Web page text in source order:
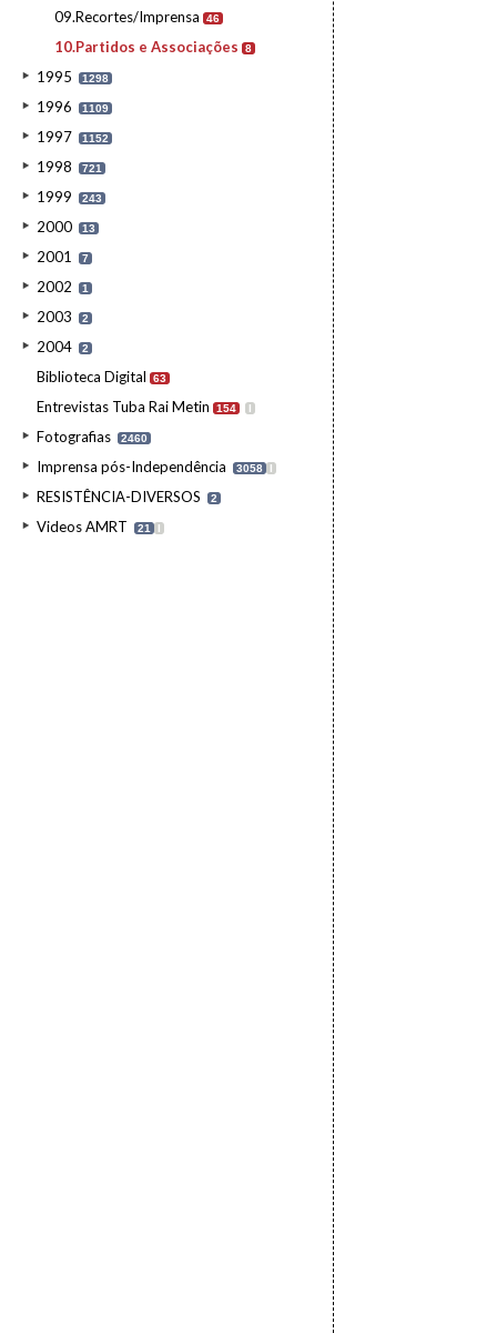
09.Recortes/Imprensa 46
10.Partidos e Associações 8
1995 1298
1996 1109
1997 1152
1998 721
1999 243
2000 13
2001 7
2002 1
2003 2
2004 2
Biblioteca Digital 63
Entrevistas Tuba Rai Metin 154 I
Fotografias 2460
Imprensa pós-Independência 3058 I
RESISTÊNCIA-DIVERSOS 2
Videos AMRT 21 I